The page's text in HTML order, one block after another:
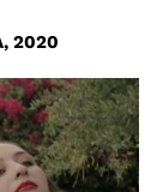
2020